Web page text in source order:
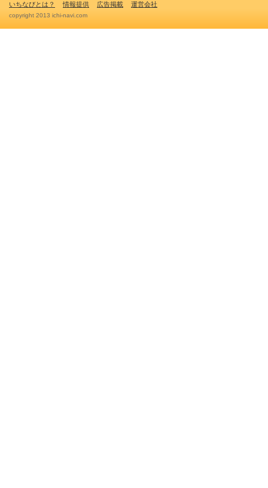
いちなびとは？ 情報提供 広告掲載 運営会社
copyright 2013 ichi-navi.com